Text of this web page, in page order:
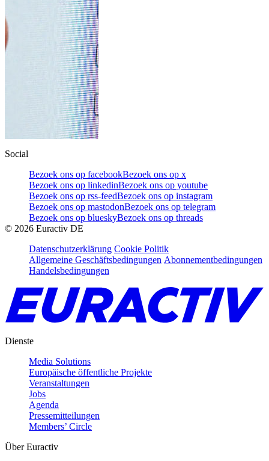
Social
Bezoek ons op facebookBezoek ons op x
Bezoek ons op linkedinBezoek ons op youtube
Bezoek ons op rss-feedBezoek ons op instagram
Bezoek ons op mastodonBezoek ons op telegram
Bezoek ons op blueskyBezoek ons op threads
© 2026 Euractiv DE
Datenschutzerklärung Cookie Politik
Allgemeine Geschäftsbedingungen Abonnementbedingungen
Handelsbedingungen
Dienste
Media Solutions
Europäische öffentliche Projekte
Veranstaltungen
Jobs
Agenda
Pressemitteilungen
Members’ Circle
Über Euractiv